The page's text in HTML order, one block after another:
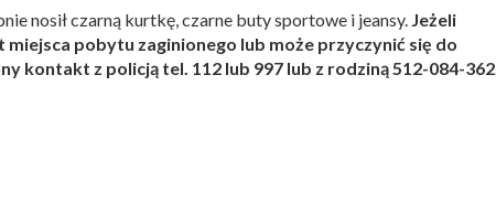
nosił czarną kurtkę, czarne buty sportowe i jeansy. Jeżeli
pobytu zaginionego lub może przyczynić się do
kontakt z policją tel. 112 lub 997 lub z rodziną 512-084-362,